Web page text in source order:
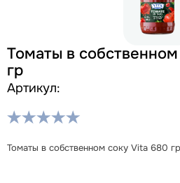
Томаты в
гр
Артикул:
Томаты в собственном соку Vita 680 гр